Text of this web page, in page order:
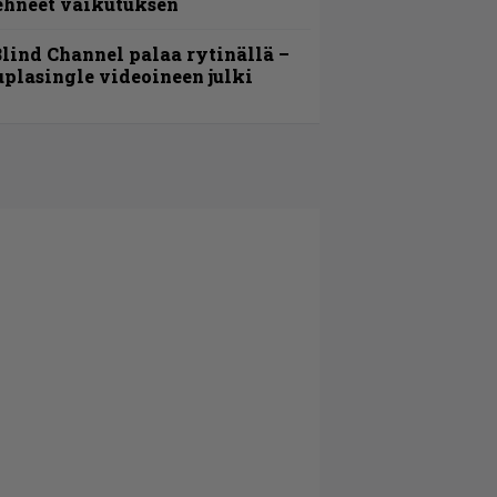
Channel palaa rytinällä –
videoineen julki